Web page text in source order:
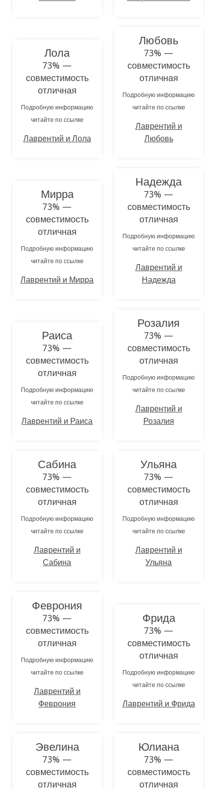
Лола
73% —
совместимость
отличная
Подробную информацию
читайте по ссылке
Лаврентий и Лола
Любовь
73% —
совместимость
отличная
Подробную информацию
читайте по ссылке
Лаврентий и
Любовь
Мирра
73% —
совместимость
отличная
Подробную информацию
читайте по ссылке
Лаврентий и Мирра
Надежда
73% —
совместимость
отличная
Подробную информацию
читайте по ссылке
Лаврентий и
Надежда
Раиса
73% —
совместимость
отличная
Подробную информацию
читайте по ссылке
Лаврентий и Раиса
Розалия
73% —
совместимость
отличная
Подробную информацию
читайте по ссылке
Лаврентий и
Розалия
Сабина
73% —
совместимость
отличная
Подробную информацию
читайте по ссылке
Лаврентий и
Сабина
Ульяна
73% —
совместимость
отличная
Подробную информацию
читайте по ссылке
Лаврентий и
Ульяна
Феврония
73% —
совместимость
отличная
Подробную информацию
читайте по ссылке
Лаврентий и
Феврония
Фрида
73% —
совместимость
отличная
Подробную информацию
читайте по ссылке
Лаврентий и Фрида
Эвелина
73% —
совместимость
отличная
Юлиана
73% —
совместимость
отличная